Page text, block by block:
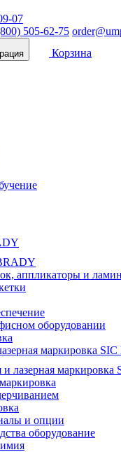
07
505-62-75
Корзина
аппликаторы и
оборудовании
маркировка
и лазерная
и опции
оборудование